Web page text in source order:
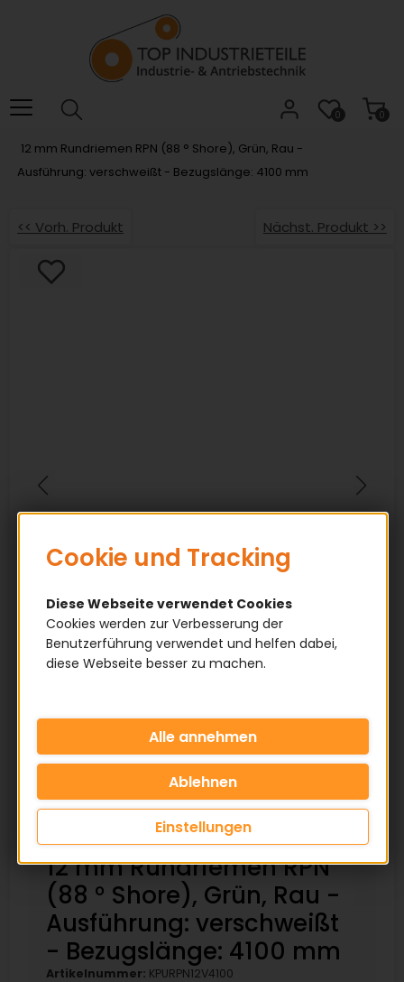
das
Barrierefreiheitsmenü
0
0
12 mm Rundriemen RPN (88 ° Shore), Grün, Rau -
Ausführung: verschweißt - Bezugslänge: 4100 mm
<< Vorh. Produkt Nächst. Produkt >>
12 mm Rundriemen RPN
(88 ° Shore), Grün, Rau -
Ausführung: verschweißt
- Bezugslänge: 4100 mm
Artikelnummer: KPURPN12V4100
Cookie und Tracking
Diese Webseite verwendet Cookies
Cookies werden zur Verbesserung der
Benutzerführung verwendet und helfen dabei,
diese Webseite besser zu machen.
Einstellungen